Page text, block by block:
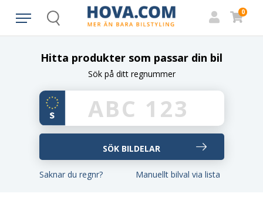
Search
0
Hitta produkter som passar din bil
Sök på ditt regnummer
Saknar du regnr? Manuellt bilval via lista